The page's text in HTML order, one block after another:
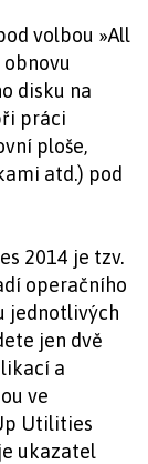
volbou »All
disku na
práci
ploše,
atd.) pod
2014 je tzv.
operačního
jednotlivých
jen dvě
a
ve
Utilities
ukazatel